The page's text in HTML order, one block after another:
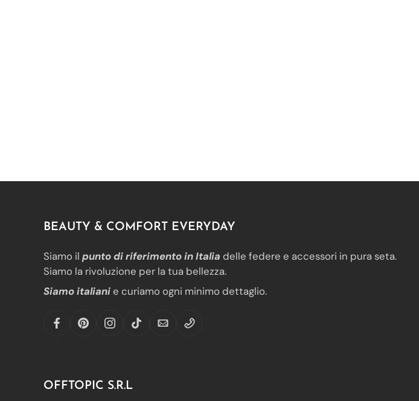
BEAUTY & COMFORT EVERYDAY
Siamo il punto di riferimento in Italia delle federe e accessori in pura seta.
Siamo la rivoluzione per la tua bellezza.
Siamo italianie curiamo ogni minimo dettaglio.
OFFTOPIC S.R.L